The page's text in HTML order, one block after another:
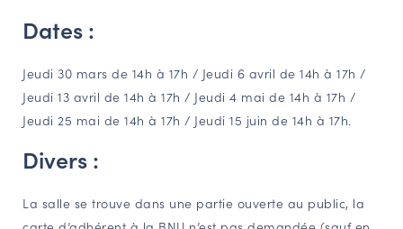
Dates :
Jeudi 30 mars de 14h à 17h / Jeudi 6 avril de 14h à 17h /
Jeudi 13 avril de 14h à 17h / Jeudi 4 mai de 14h à 17h /
Jeudi 25 mai de 14h à 17h / Jeudi 15 juin de 14h à 17h.
Divers :
La salle se trouve dans une partie ouverte au public, la